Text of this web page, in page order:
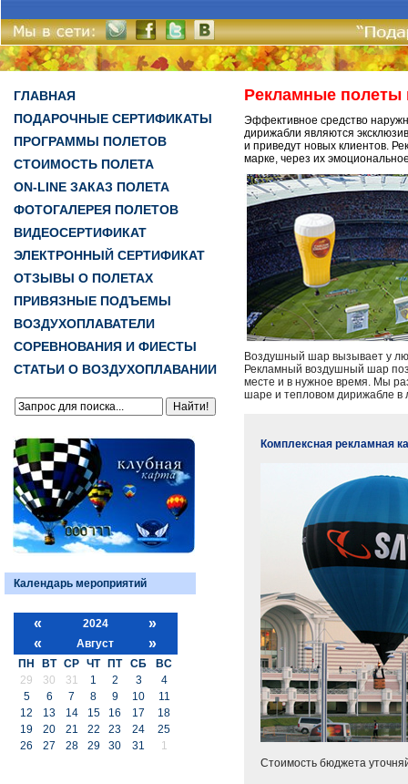
ГЛАВНАЯ
ПОДАРОЧНЫЕ СЕРТИФИКАТЫ
ПРОГРАММЫ ПОЛЕТОВ
СТОИМОСТЬ ПОЛЕТА
ON-LINE ЗАКАЗ ПОЛЕТА
ФОТОГАЛЕРЕЯ ПОЛЕТОВ
ВИДЕОСЕРТИФИКАТ
ЭЛЕКТРОННЫЙ СЕРТИФИКАТ
ОТЗЫВЫ О ПОЛЕТАХ
ПРИВЯЗНЫЕ ПОДЪЕМЫ
ВОЗДУХОПЛАВАТЕЛИ
СОРЕВНОВАНИЯ И ФИЕСТЫ
СТАТЬИ О ВОЗДУХОПЛАВАНИИ
Календарь мероприятий
« 2024
»
«
Август »
ПН ВТ СР ЧТ ПТ СБ
ВС
29
30 31 1 2 3
4
5
6 7 8 9 10
11
12
13 14 15 16 17
18
19
20 21 22 23 24
25
26
27 28 29 30 31 1
Рекламные полеты
Эффективное средство
дирижабли являются
и приведут новых клиентов.
марке, через их
Воздушный шар вызывает у
Рекламный воздушный шар
месте и в нужное время. Мы
шаре и тепловом дирижабле в
Комплексная рекламная
Стоимость бюджета